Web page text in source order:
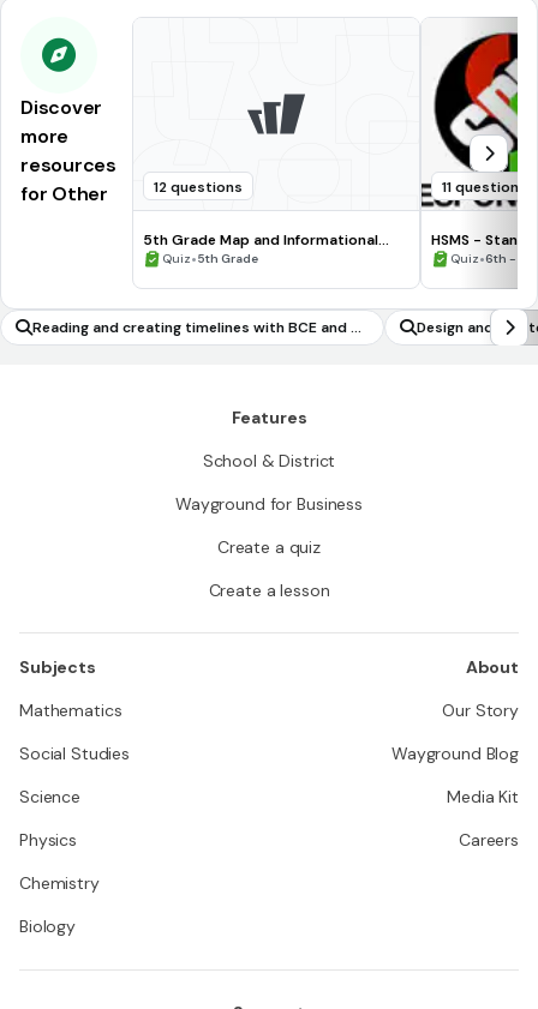
Discover
more
resources
for Other
12 questions
5th Grade Map and Informational
Processing Skills
Quiz•5th Grade
11 questions
HSMS -
Quiz•6th -
Reading and creating timelines with BCE and C
E
Design and
Features
School & District
Wayground for Business
Create a quiz
Create a lesson
Subjects
Mathematics
Social Studies
Science
Physics
Chemistry
Biology
About
Our Story
Wayground Blog
Media Kit
Careers